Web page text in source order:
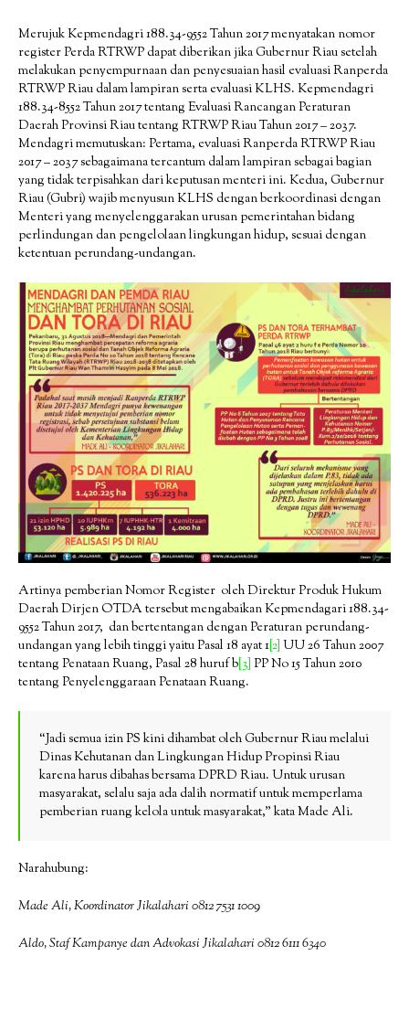
Merujuk Kepmendagri 188.34-9552 Tahun 2017 menyatakan nomor
register Perda RTRWP dapat diberikan jika Gubernur Riau setelah
melakukan penyempurnaan dan penyesuaian hasil evaluasi Ranperda
RTRWP Riau dalam lampiran serta evaluasi KLHS. Kepmendagri
188.34-8552 Tahun 2017 tentang Evaluasi Rancangan Peraturan
Daerah Provinsi Riau tentang RTRWP Riau Tahun 2017 – 2037.
Mendagri memutuskan: Pertama, evaluasi Ranperda RTRWP Riau
2017 – 2037 sebagaimana tercantum dalam lampiran sebagai bagian
yang tidak terpisahkan dari keputusan menteri ini. Kedua, Gubernur
Riau (Gubri) wajib menyusun KLHS dengan berkoordinasi dengan
Menteri yang menyelenggarakan urusan pemerintahan bidang
perlindungan dan pengelolaan lingkungan hidup, sesuai dengan
ketentuan perundang-undangan.
Artinya pemberian Nomor Register oleh Direktur Produk Hukum
Daerah Dirjen OTDA tersebut mengabaikan Kepmendagari 188.34-
9552 Tahun 2017, dan bertentangan dengan Peraturan perundang-
undangan yang lebih tinggi yaitu Pasal 18 ayat 1[2] UU 26 Tahun 2007
tentang Penataan Ruang, Pasal 28 huruf b[3] PP No 15 Tahun 2010
tentang Penyelenggaraan Penataan Ruang.
“Jadi semua izin PS kini dihambat oleh Gubernur Riau melalui
Dinas Kehutanan dan Lingkungan Hidup Propinsi Riau
karena harus dibahas bersama DPRD Riau. Untuk urusan
masyarakat, selalu saja ada dalih normatif untuk memperlama
pemberian ruang kelola untuk masyarakat,” kata Made Ali.
Narahubung:
Made Ali, Koordinator Jikalahari 0812 7531 1009
Aldo, Staf Kampanye dan Advokasi Jikalahari 0812 6111 6340